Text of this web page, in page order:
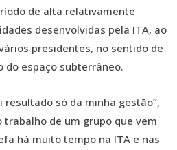
de alta relativamente
desenvolvidas pela ITA, ao
presidentes, no sentido de
do espaço subterrâneo.
resultado só da minha gestão”,
trabalho de um grupo que vem
há muito tempo na ITA e nas